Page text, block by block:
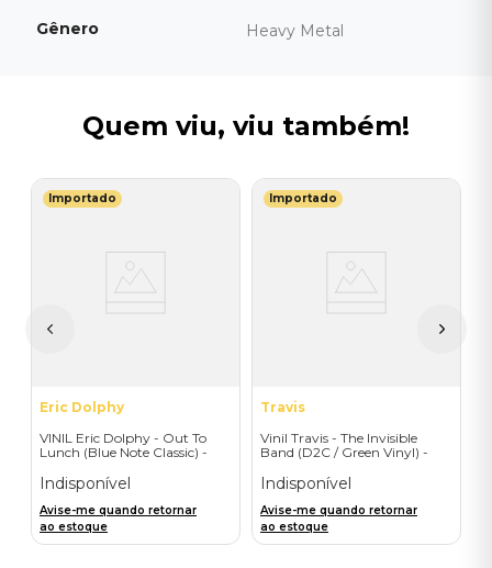
Gênero Heavy Metal
Quem viu, viu também!
Importado
Eric Dolphy
VINIL Eric Dolphy - Out To
Lunch (Blue Note Classic) -
Indisponível
Avise-me quando retornar
ao estoque
Importado
Travis
Vinil Travis - The Invisible
Band (D2C / Green Vinyl) -
Indisponível
Avise-me quando retornar
ao estoque